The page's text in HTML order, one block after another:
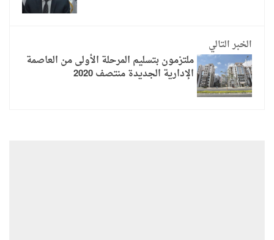
الخبر التالي
ملتزمون بتسليم المرحلة الأولى من العاصمة
الإدارية الجديدة منتصف 2020